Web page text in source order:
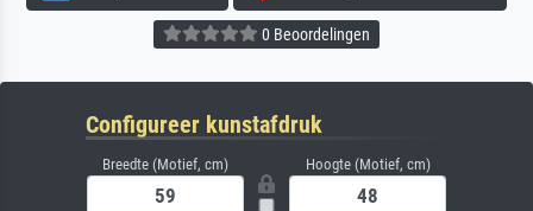
0 Beoordelingen
Configureer kunstafdruk
Breedte (Motief, cm) Hoogte (Motief, cm)